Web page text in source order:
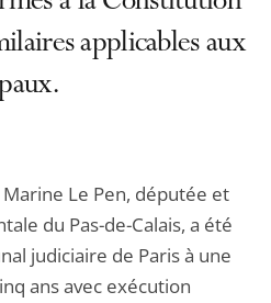
applicables aux
Le Pen, députée et
du Pas-de-Calais, a été
judiciaire de Paris à une
ans avec exécution